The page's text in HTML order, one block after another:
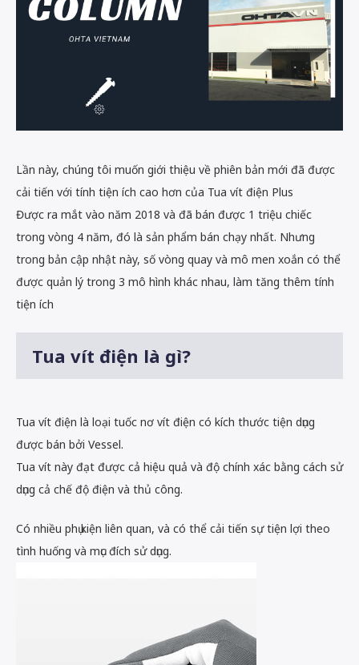
Lần này, chúng tôi muốn giới thiệu về phiên bản mới đã được
cải tiến với tính tiện ích cao hơn của Tua vít điện Plus
Được ra mắt vào năm 2018 và đã bán được 1 triệu chiếc
trong vòng 4 năm, đó là sản phẩm bán chạy nhất. Nhưng
trong bản cập nhật này, số vòng quay và mô men xoắn có thể
được quản lý trong 3 mô hình khác nhau, làm tăng thêm tính
tiện ích
Tua vít điện là gì?
Tua vít điện là loại tuốc nơ vít điện có kích thước tiện dụng
được bán bởi Vessel.
Tua vít này đạt được cả hiệu quả và độ chính xác bằng cách sử
dụng cả chế độ điện và thủ công.
Có nhiều phụ kiện liên quan, và có thể cải tiến sự tiện lợi theo
tình huống và mục đích sử dụng.